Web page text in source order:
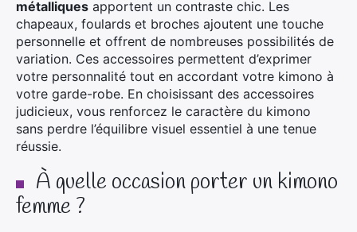
métalliques apportent un contraste chic. Les
chapeaux, foulards et broches ajoutent une touche
personnelle et offrent de nombreuses possibilités de
variation. Ces accessoires permettent d’exprimer
votre personnalité tout en accordant votre kimono à
votre garde-robe. En choisissant des accessoires
judicieux, vous renforcez le caractère du kimono
sans perdre l’équilibre visuel essentiel à une tenue
réussie.
À quelle occasion porter un kimono
femme ?